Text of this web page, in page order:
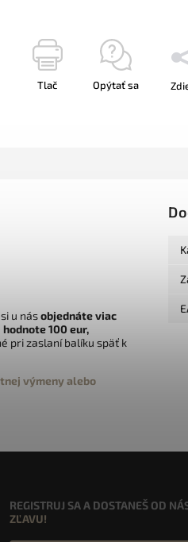
Tlač Opýtať sa
u násobjednáte viac
100 eur,
pri zaslaní balíku späť k
výmeny alebo
REGISTRUJ SA A DOSTANEŠ OD
ZĽAVU!